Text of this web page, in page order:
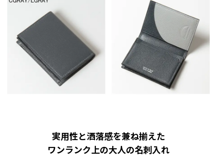
実用性と洒落感を兼ね揃えた
ワンランク上の大人の名刺入れ